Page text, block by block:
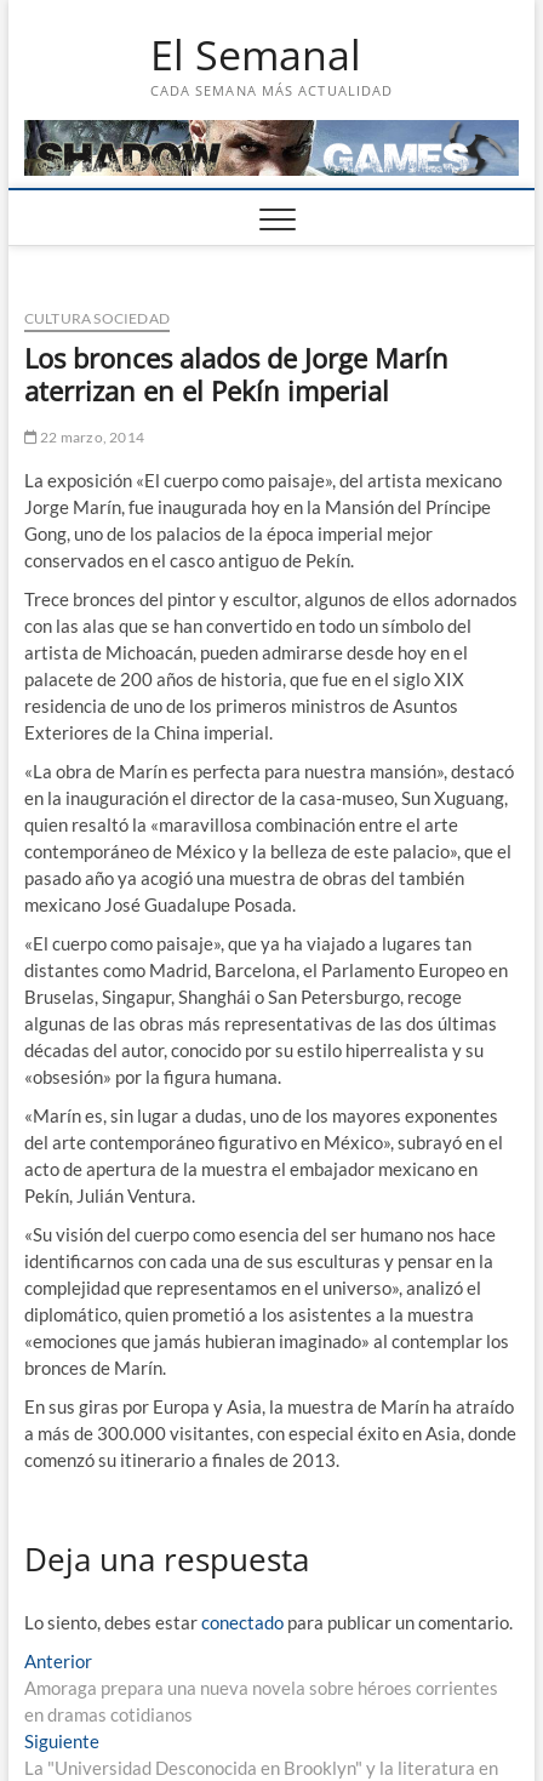
El Semanal
CADA SEMANA MÁS ACTUALIDAD
CULTURA SOCIEDAD
Los bronces alados de Jorge Marín
aterrizan en el Pekín imperial
22 marzo, 2014
La exposición «El cuerpo como paisaje», del artista mexicano
Jorge Marín, fue inaugurada hoy en la Mansión del Príncipe
Gong, uno de los palacios de la época imperial mejor
conservados en el casco antiguo de Pekín.
Trece bronces del pintor y escultor, algunos de ellos adornados
con las alas que se han convertido en todo un símbolo del
artista de Michoacán, pueden admirarse desde hoy en el
palacete de 200 años de historia, que fue en el siglo XIX
residencia de uno de los primeros ministros de Asuntos
Exteriores de la China imperial.
«La obra de Marín es perfecta para nuestra mansión», destacó
en la inauguración el director de la casa-museo, Sun Xuguang,
quien resaltó la «maravillosa combinación entre el arte
contemporáneo de México y la belleza de este palacio», que el
pasado año ya acogió una muestra de obras del también
mexicano José Guadalupe Posada.
«El cuerpo como paisaje», que ya ha viajado a lugares tan
distantes como Madrid, Barcelona, el Parlamento Europeo en
Bruselas, Singapur, Shanghái o San Petersburgo, recoge
algunas de las obras más representativas de las dos últimas
décadas del autor, conocido por su estilo hiperrealista y su
«obsesión» por la figura humana.
«Marín es, sin lugar a dudas, uno de los mayores exponentes
del arte contemporáneo figurativo en México», subrayó en el
acto de apertura de la muestra el embajador mexicano en
Pekín, Julián Ventura.
«Su visión del cuerpo como esencia del ser humano nos hace
identificarnos con cada una de sus esculturas y pensar en la
complejidad que representamos en el universo», analizó el
diplomático, quien prometió a los asistentes a la muestra
«emociones que jamás hubieran imaginado» al contemplar los
bronces de Marín.
En sus giras por Europa y Asia, la muestra de Marín ha atraído
a más de 300.000 visitantes, con especial éxito en Asia, donde
comenzó su itinerario a finales de 2013.
Deja una respuesta
Lo siento, debes estarconectadopara publicar un comentario.
Navegación
de
entradas
AnteriorEntrada
anterior:
Amoraga prepara una nueva novela sobre héroes corrientes
en dramas cotidianos
SiguienteEntrada
siguiente:
La "Universidad Desconocida en Brooklyn" y la literatura en